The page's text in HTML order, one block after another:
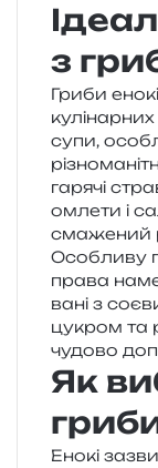
з
Гриби
супи,
гаря­чі
омле­ти і
сма­же­ний
Особливу
пра­ва
ва­ні з
цукром та
чудо­во
Як
Енокі